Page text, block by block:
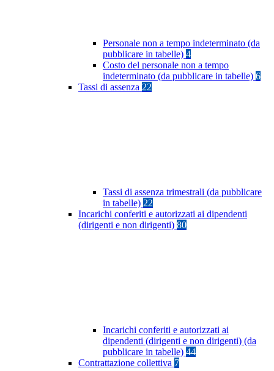
Personale non a tempo indeterminato (da
pubblicare in tabelle) 4
Costo del personale non a tempo
indeterminato (da pubblicare in tabelle) 6
Tassi di assenza 22
Tassi di assenza trimestrali (da pubblicare
in tabelle) 22
Incarichi conferiti e autorizzati ai dipendenti
(dirigenti e non dirigenti) 80
Incarichi conferiti e autorizzati ai
dipendenti (dirigenti e non dirigenti) (da
pubblicare in tabelle) 44
Contrattazione collettiva 7